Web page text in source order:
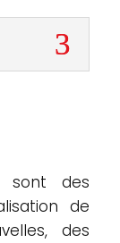
sont des
de
des